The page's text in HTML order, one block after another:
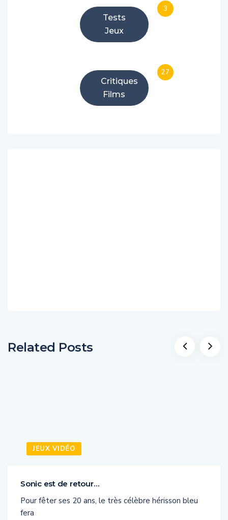
Tests
Jeux
3
Critiques
Films
27
Related Posts
JEUX VIDÉO
Sonic est de retour…
Pour fêter ses 20 ans, le très célèbre hérisson bleu
fera